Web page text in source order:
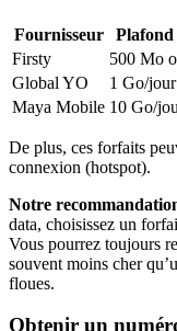
Fournisseur
Firsty
500 Mo
Global YO
1 Go/jour
Maya Mobile 10 Go/
De plus, ces forfaits
connexion (hotspot).
Notre
data, choisissez un
Vous pourrez toujours
souvent moins cher
floues.
Obtenir un